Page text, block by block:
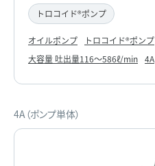
トロコイド®ポンプ
オイルポンプ トロコイド®ポンプ
大容量 吐出量116～586ℓ/min 4A
4A（ポンプ単体）